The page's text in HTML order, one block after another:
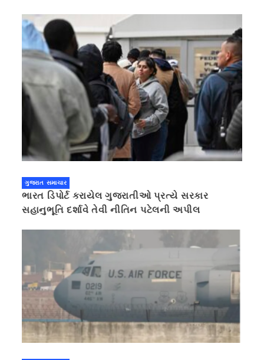
ગુજરાત સમાચાર
ભારત ડિપોર્ટ કરાયેલ ગુજરાતીઓ પ્રત્યે સરકાર
સહાનુભૂતિ દર્શાવે તેવી નીતિન પટેલની અપીલ